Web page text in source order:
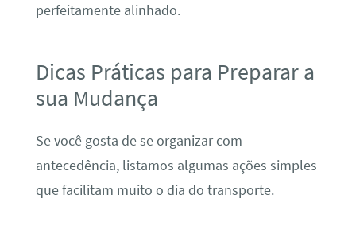
perfeitamente alinhado.
Dicas Práticas para Preparar a
sua Mudança
Se você gosta de se organizar com
antecedência, listamos algumas ações simples
que facilitam muito o dia do transporte.